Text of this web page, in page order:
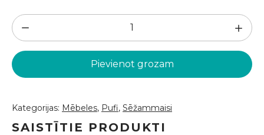
Oranžs
sēžammaiss
(PF12)
daudzums
Pievienot grozam
Kategorijas: Mēbeles, Pufi, Sēžammaisi
SAISTĪTIE PRODUKTI